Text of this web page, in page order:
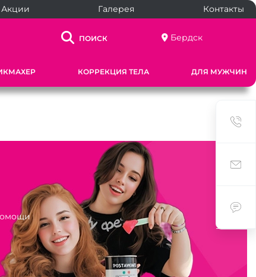
Акции Галерея Контакты
ПОИСК Бердск
КОРРЕКЦИЯ ТЕЛА ДЛЯ МУЖЧИН